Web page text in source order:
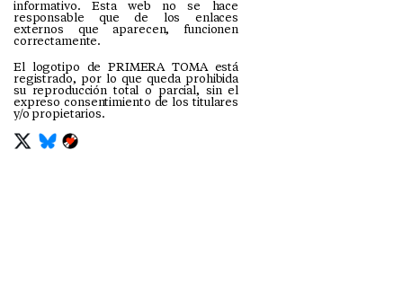
informativo. Esta web no se hace
responsable que de los enlaces
externos que aparecen, funcionen
correctamente.
El logotipo de PRIMERA TOMA está
registrado, por lo que queda prohibida
su reproducción total o parcial, sin el
expreso consentimiento de los titulares
y/o propietarios.